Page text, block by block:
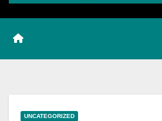
UNCATEGORIZED